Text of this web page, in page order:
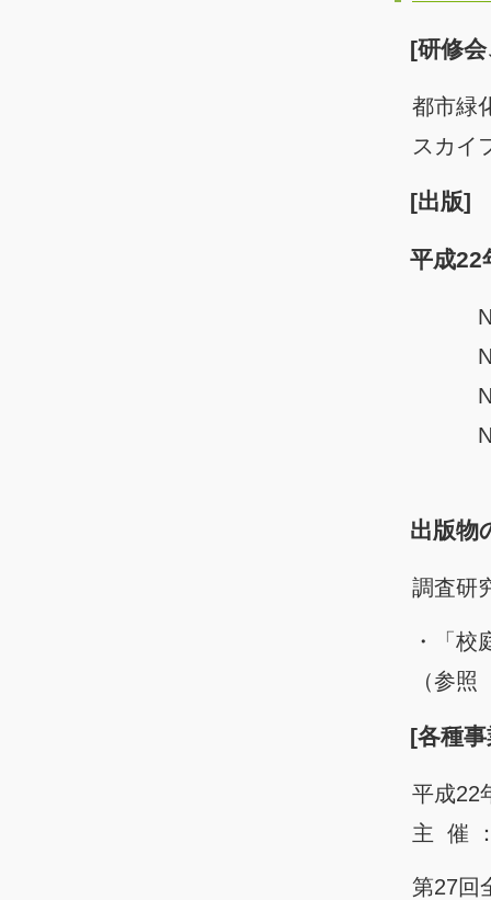
[研修
都市緑
スカイ
[出版]
平成22
出版物
調査研
・「
（参
[各種
平成22
主 催
第27回